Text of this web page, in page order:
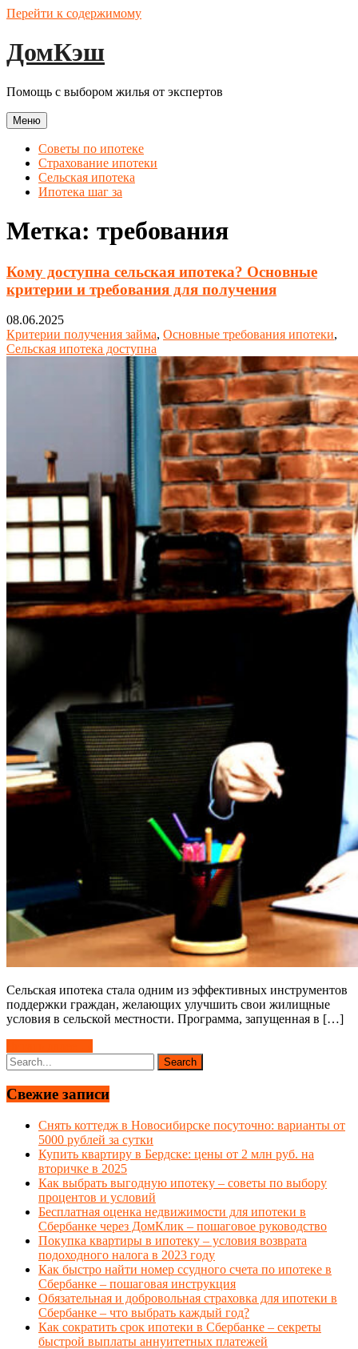
Перейти к содержимому
ДомКэш
Помощь с выбором жилья от экспертов
Меню
Советы по ипотеке
Страхование ипотеки
Сельская ипотека
Ипотека шаг за
Метка: требования
Кому доступна сельская ипотека? Основные
критерии и требования для получения
08.06.2025
Критерии получения займа, Основные требования ипотеки,
Сельская ипотека доступна
Сельская ипотека стала одним из эффективных инструментов
поддержки граждан, желающих улучшить свои жилищные
условия в сельской местности. Программа, запущенная в […]
Свежие записи
Снять коттедж в Новосибирске посуточно: варианты от
5000 рублей за сутки
Купить квартиру в Бердске: цены от 2 млн руб. на
вторичке в 2025
Как выбрать выгодную ипотеку – советы по выбору
процентов и условий
Бесплатная оценка недвижимости для ипотеки в
Сбербанке через ДомКлик – пошаговое руководство
Покупка квартиры в ипотеку – условия возврата
подоходного налога в 2023 году
Как быстро найти номер ссудного счета по ипотеке в
Сбербанке – пошаговая инструкция
Обязательная и добровольная страховка для ипотеки в
Сбербанке – что выбрать каждый год?
Как сократить срок ипотеки в Сбербанке – секреты
быстрой выплаты аннуитетных платежей